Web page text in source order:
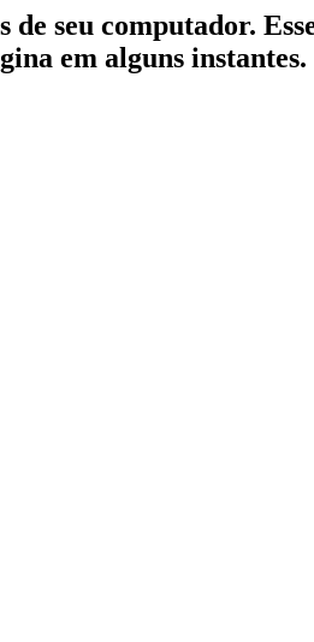
seu computador.
em alguns instantes.